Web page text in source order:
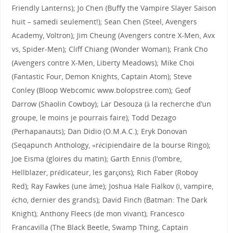
Friendly Lanterns); Jo Chen (Buffy the Vampire Slayer Saison
huit – samedi seulement!); Sean Chen (Steel, Avengers
Academy, Voltron); Jim Cheung (Avengers contre X-Men, Avx
vs, Spider-Men); Cliff Chiang (Wonder Woman); Frank Cho
(Avengers contre X-Men, Liberty Meadows); Mike Choi
(Fantastic Four, Demon Knights, Captain Atom); Steve
Conley (Bloop Webcomic www.bolopstree.com); Geof
Darrow (Shaolin Cowboy); Lar Desouza (à la recherche d’un
groupe, le moins je pourrais faire); Todd Dezago
(Perhapanauts); Dan Didio (O.M.A.C.); Eryk Donovan
(Seqapunch Anthology, «récipiendaire de la bourse Ringo);
Joe Eisma (gloires du matin); Garth Ennis (l’ombre,
Hellblazer, prédicateur, les garçons); Rich Faber (Roboy
Red); Ray Fawkes (une âme); Joshua Hale Fialkov (i, vampire,
écho, dernier des grands); David Finch (Batman: The Dark
Knight); Anthony Fleecs (de mon vivant); Francesco
Francavilla (The Black Beetle, Swamp Thing, Captain